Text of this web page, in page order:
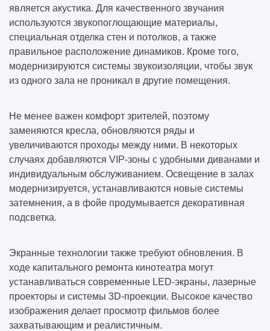
является акустика. Для качественного звучания
используются звукопоглощающие материалы,
специальная отделка стен и потолков, а также
правильное расположение динамиков. Кроме того,
модернизируются системы звукоизоляции, чтобы звук
из одного зала не проникал в другие помещения.
Не менее важен комфорт зрителей, поэтому
заменяются кресла, обновляются ряды и
увеличиваются проходы между ними. В некоторых
случаях добавляются VIP-зоны с удобными диванами и
индивидуальным обслуживанием. Освещение в залах
модернизируется, устанавливаются новые системы
затемнения, а в фойе продумывается декоративная
подсветка.
Экранные технологии также требуют обновления. В
ходе капитального ремонта кинотеатра могут
устанавливаться современные LED-экраны, лазерные
проекторы и системы 3D-проекции. Высокое качество
изображения делает просмотр фильмов более
захватывающим и реалистичным.